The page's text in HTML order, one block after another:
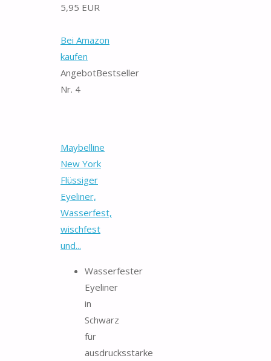
5,95 EUR
Bei Amazon
kaufen
AngebotBestseller
Nr. 4
Maybelline
New York
Flüssiger
Eyeliner,
Wasserfest,
wischfest
und...
Wasserfester
Eyeliner
in
Schwarz
für
ausdrucksstarke